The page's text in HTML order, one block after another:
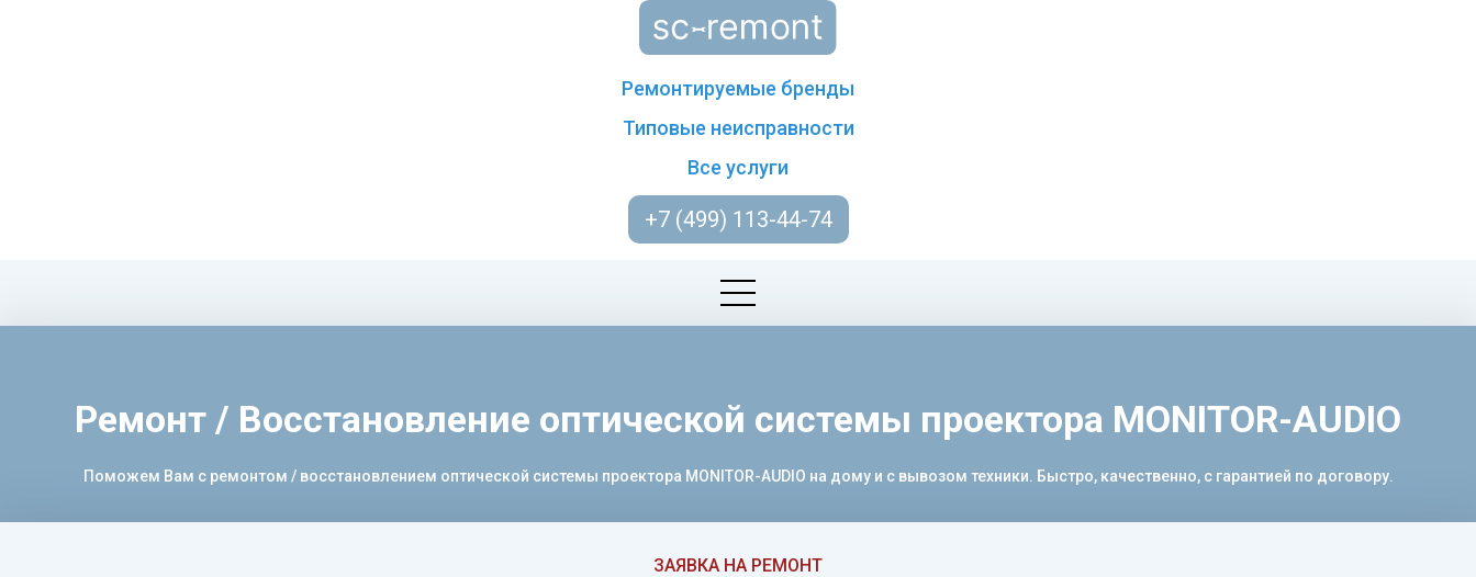
Ремонтируемые бренды
Типовые неисправности
Все услуги
+7 (499) 113-44-74
ЗАЯВКА НА РЕМОНТ
Ремонт / Восстановление оптической системы проектора MONITOR-AUDIO
Поможем Вам с ремонтом / восстановлением оптической системы проектора MONITOR-AUDIO на дому и с вывозом техники. Быстро, качественно, с гарантией по договору.